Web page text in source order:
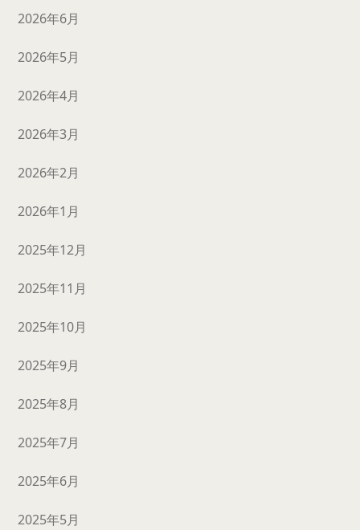
2026年6月
2026年5月
2026年4月
2026年3月
2026年2月
2026年1月
2025年12月
2025年11月
2025年10月
2025年9月
2025年8月
2025年7月
2025年6月
2025年5月